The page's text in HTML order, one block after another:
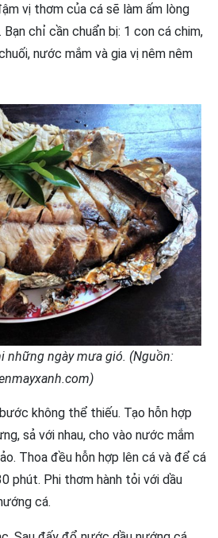
vị thơm của cá sẽ làm ấm lòng
chỉ cần chuẩn bị: 1 con cá chim,
nước mắm và gia vị nêm nêm
những ngày mưa gió. (Nguồn:
không thể thiếu. Tạo hỗn hợp
sả với nhau, cho vào nước mắm
Thoa đều hỗn hợp lên cá và để cá
phút. Phi thơm hành tỏi với dầu
cá.